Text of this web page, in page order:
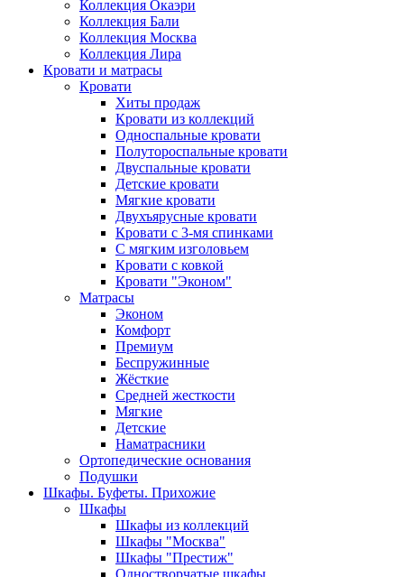
Коллекция Окаэри
Коллекция Бали
Коллекция Москва
Коллекция Лира
Кровати и матрасы
Кровати
Хиты продаж
Кровати из коллекций
Односпальные кровати
Полутороспальные кровати
Двуспальные кровати
Детские кровати
Мягкие кровати
Двухъярусные кровати
Кровати с 3-мя спинками
С мягким изголовьем
Кровати с ковкой
Кровати "Эконом"
Матрасы
Эконом
Комфорт
Премиум
Беспружинные
Жёсткие
Средней жесткости
Мягкие
Детские
Наматрасники
Ортопедические основания
Подушки
Шкафы. Буфеты. Прихожие
Шкафы
Шкафы из коллекций
Шкафы "Москва"
Шкафы "Престиж"
Одностворчатые шкафы